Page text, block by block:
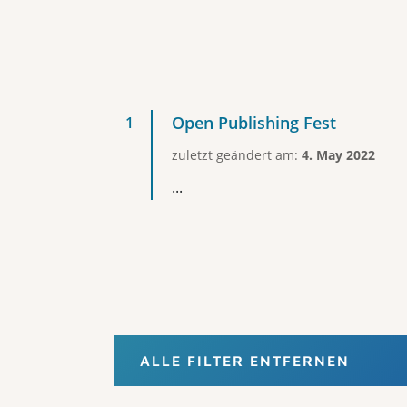
Open Publishing Fest
zuletzt geändert am: 4. May 2022
...
ALLE FILTER ENTFERNEN